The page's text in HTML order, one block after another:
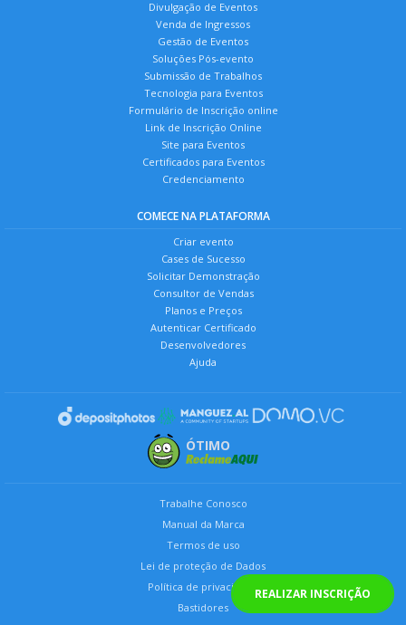
REALIZAR INSCRIÇÃO
Divulgação de Eventos
Venda de Ingressos
Gestão de Eventos
Soluções Pós-evento
Submissão de Trabalhos
Tecnologia para Eventos
Formulário de Inscrição online
Link de Inscrição Online
Site para Eventos
Certificados para Eventos
Credenciamento
COMECE NA PLATAFORMA
Criar evento
Cases de Sucesso
Solicitar Demonstração
Consultor de Vendas
Planos e Preços
Autenticar Certificado
Desenvolvedores
Ajuda
ÓTIMO
Trabalhe Conosco
Manual da Marca
Termos de uso
Lei de proteção de Dados
Política de privacidade
Bastidores